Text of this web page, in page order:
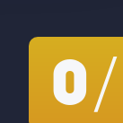
0/